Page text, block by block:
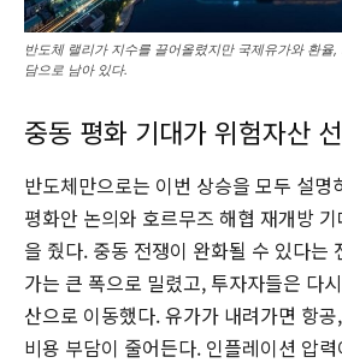
반도체 랠리가 지수를 끌어올렸지만 국제유가와 환율
담으로 남아 있다.
중동 평화 기대가 위험자산
반도체만으로는 이번 상승을 모두 설명
평화안 논의와 호르무즈 해협 재개방
을 줬다. 중동 전쟁이 완화될 수 있다는
가는 큰 폭으로 밀렸고, 투자자들은 다
산으로 이동했다. 유가가 내려가면 항
비용 부담이 줄어든다. 인플레이션 압